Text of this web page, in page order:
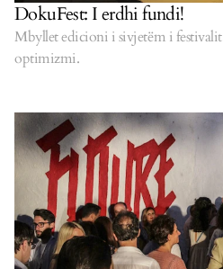
DokuFest: I erdhi fundi!
Mbyllet edicioni i sivjetëm i
optimizmi.